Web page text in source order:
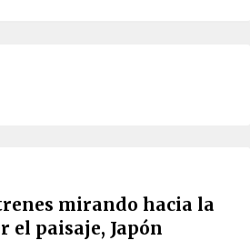
mirando hacia la
el paisaje, Japón